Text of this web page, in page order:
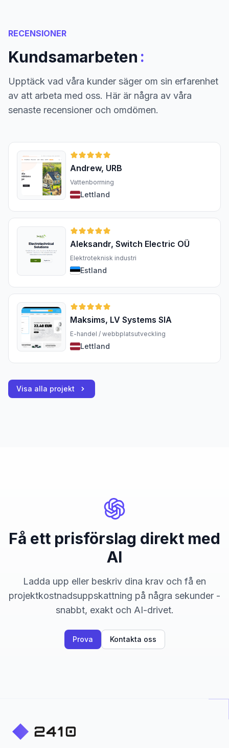
RECENSIONER
Kundsamarbeten :
Upptäck vad våra kunder säger om sin erfarenhet
av att arbeta med oss. Här är några av våra
senaste recensioner och omdömen.
Andrew, URB
Vattenborrning
Lettland
Aleksandr, Switch Electric OÜ
Elektroteknisk industri
Estland
Maksims, LV Systems SIA
E-handel / webbplatsutveckling
Lettland
Visa alla projekt
Få ett prisförslag direkt med
AI
Ladda upp eller beskriv dina krav och få en
projektkostnadsuppskattning på några sekunder -
snabbt, exakt och AI-drivet.
Prova Kontakta oss